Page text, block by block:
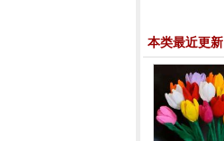
本类最近更新